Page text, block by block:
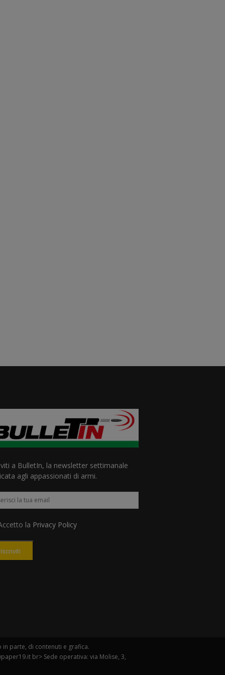
a BulletIn, la newsletter settimanale
agli appassionati di armi.
la Privacy Policy
Iscriviti
in parte, di contenuti e grafica.
br> Sede operativa: via Molise, 3,